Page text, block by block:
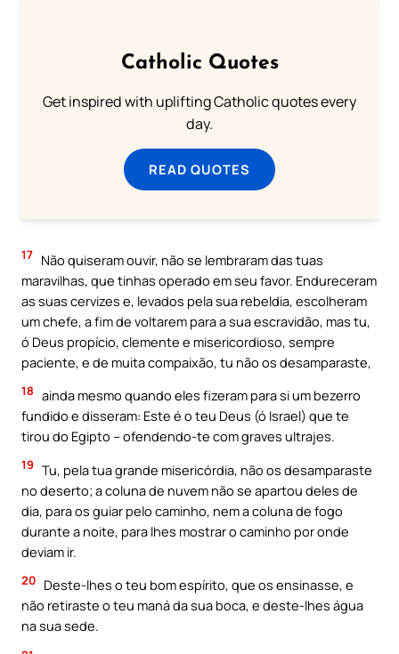
Catholic Quotes
Get inspired with uplifting Catholic quotes every
day.
READ QUOTES
17 Não quiseram ouvir, não se lembraram das tuas
maravilhas, que tinhas operado em seu favor. Endureceram
as suas cervizes e, levados pela sua rebeldia, escolheram
um chefe, a fim de voltarem para a sua escravidão, mas tu,
ó Deus propício, clemente e misericordioso, sempre
paciente, e de muita compaixão, tu não os desamparaste,
18 ainda mesmo quando eles fizeram para si um bezerro
fundido e disseram: Este é o teu Deus (ó Israel) que te
tirou do Egipto – ofendendo-te com graves ultrajes.
19 Tu, pela tua grande misericórdia, não os desamparaste
no deserto; a coluna de nuvem não se apartou deles de
dia, para os guiar pelo caminho, nem a coluna de fogo
durante a noite, para lhes mostrar o caminho por onde
deviam ir.
20 Deste-lhes o teu bom espírito, que os ensinasse, e
não retiraste o teu maná da sua boca, e deste-lhes água
na sua sede.